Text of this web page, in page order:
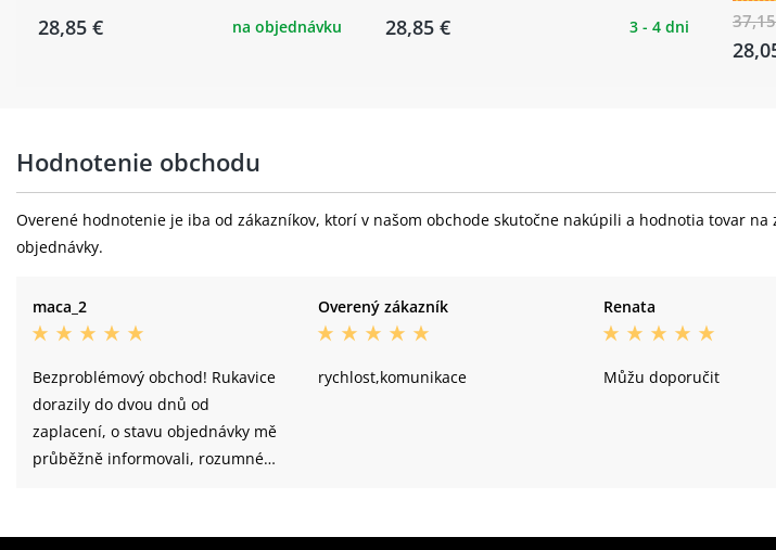
28,85 € na objednávku 28,85 € 3 - 4 dni
Hodnotenie obchodu
Overené hodnotenie je iba od zákazníkov, ktorí v našom obchode skutočne nakúpili a hodnotia tovar
objednávky.
maca_2
Bezproblémový obchod! Rukavice
dorazily do dvou dnů od
zaplacení, o stavu objednávky mě
průběžně informovali, rozumné
Overený zákazník
rychlost,komunikace
Renata
Můžu doporučit